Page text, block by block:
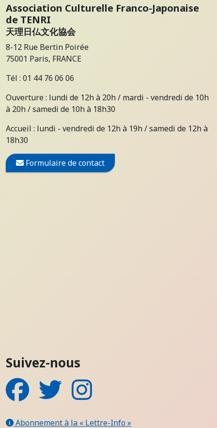
Association Culturelle Franco-Japonaise
de TENRI
天理日仏文化協会
8-12 Rue Bertin Poirée
75001 Paris, FRANCE
Tél : 01 44 76 06 06
Ouverture : lundi de 12h à 20h / mardi - vendredi de 10h
à 20h / samedi de 10h à 18h30
Accueil : lundi - vendredi de 12h à 19h / samedi de 12h à
18h30
Formulaire de contact
Suivez-nous
FacebookTwitter Instagram
Abonnement à la « Lettre-Info »